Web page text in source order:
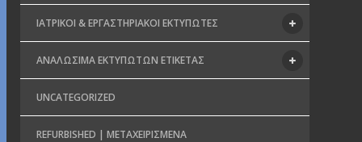
ΙΑΤΡΙΚΟΊ & ΕΡΓΑΣΤΗΡΙΑΚΟΊ ΕΚΤΥΠΩΤΈΣ
ΑΝΑΛΏΣΙΜΑ ΕΚΤΥΠΩΤΏΝ ΕΤΙΚΈΤΑΣ
UNCATEGORIZED
REFURBISHED | ΜΕΤΑΧΕΙΡΙΣΜΈΝΑ